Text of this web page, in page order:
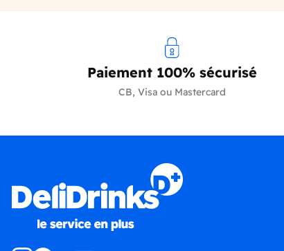
Paiement 100% sécurisé
CB, Visa ou Mastercard